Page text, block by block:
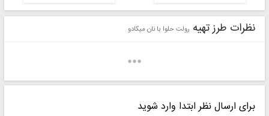
نظرات طرز تهیه رولت حلوا با نان میکادو
برای ارسال نظر ابتدا وارد شوید